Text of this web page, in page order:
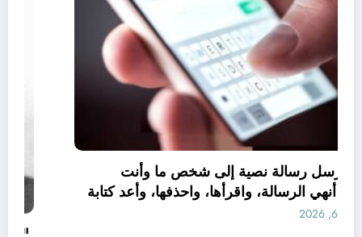
عندما ترسل رسالة نصية إلى شخص ما وأنت
غاضب: أنهي الرسالة، واقرأها، واحذفها، وأعد كتابة
الرسالة
أغسطس 6, 2026